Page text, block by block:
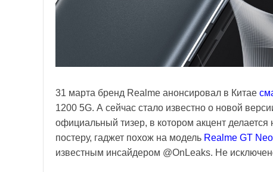
31 марта бренд Realme анонсировал в Китае
1200 5G. А сейчас стало известно о новой
официальный тизер, в котором акцент
постеру, гаджет похож на модель Realme GT
известным инсайдером @OnLeaks. Не